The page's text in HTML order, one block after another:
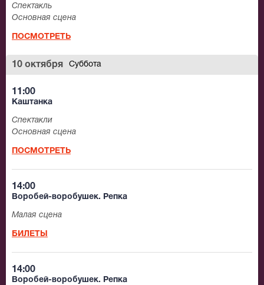
Спектакль
Основная сцена
ПОСМОТРЕТЬ
10 октября Суббота
11:00
Каштанка
Спектакли
Основная сцена
ПОСМОТРЕТЬ
14:00
Воробей-воробушек. Репка
Малая сцена
БИЛЕТЫ
14:00
Воробей-воробушек. Репка